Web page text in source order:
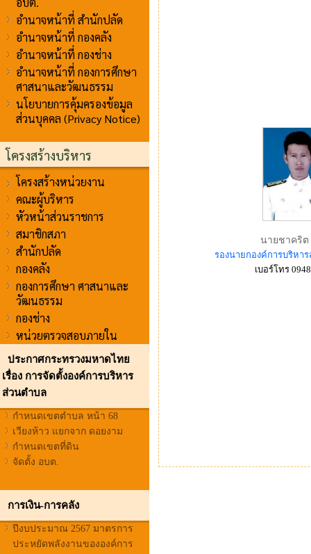
อำนาจหน้าที่ สำนักปลัด
อำนาจหน้าที่ กองคลัง
อำนาจหน้าที่ กองช่าง
อำนาจหน้าที่ กองการศึกษา
ศาสนาและวัฒนธรรม
นโยบายการคุ้มครองข้อมูล
ส่วนบุคคล (Privacy Notice)
โครงสร้างบริหาร
โครงสร้างหน่วยงาน
คณะผู้บริหาร
หัวหน้าส่วนราชการ
สมาชิกสภา
สำนักปลัด
กองคลัง
กองการศึกษา ศาสนาและ
วัฒนธรรม
กองช่าง
หน่วยตรวจสอบภายใน
ประกาศกระทรวงมหาดไทย
เรื่อง การจัดตั้งองค์การบริหาร
ส่วนตำบล
กำหนดเขตตำบล หน้า 68
เวียงห้าว แยกจาก ดอยงาม
กำหนดเขตที่ดิน
จัดตั้ง อบต.
การเงิน-การคลัง
ปีงบประมาณ 2567 มาตรการ
ประหยัดพลังงานขององค์การ
นายชาคริต
รองนายกองค์การบริหา
เบอร์โทร